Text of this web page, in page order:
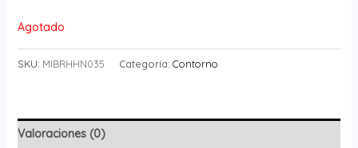
Agotado
SKU: MIBRHHN035 Categoría: Contorno
Valoraciones (0)